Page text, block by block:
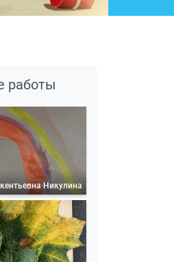
работы
Никулина